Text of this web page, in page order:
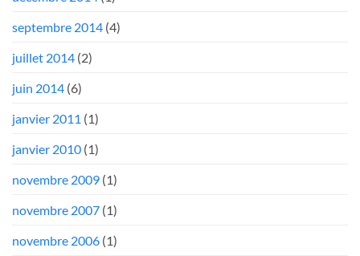
septembre 2014 (4)
juillet 2014 (2)
juin 2014 (6)
janvier 2011 (1)
janvier 2010 (1)
novembre 2009 (1)
novembre 2007 (1)
novembre 2006 (1)